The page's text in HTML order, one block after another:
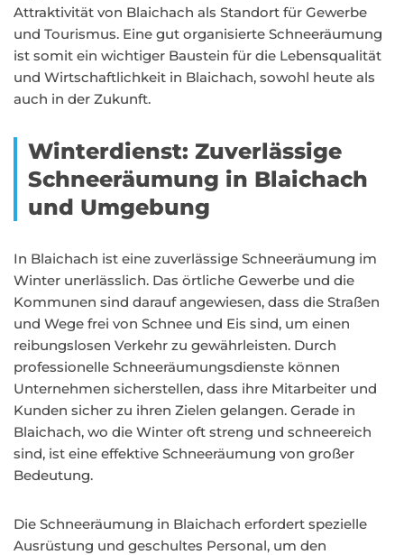
Attraktivität von Blaichach als Standort für Gewerbe
und Tourismus. Eine gut organisierte Schneeräumung
ist somit ein wichtiger Baustein für die Lebensqualität
und Wirtschaftlichkeit in Blaichach, sowohl heute als
auch in der Zukunft.
Winterdienst: Zuverlässige
Schneeräumung in Blaichach
und Umgebung
In Blaichach ist eine zuverlässige Schneeräumung im
Winter unerlässlich. Das örtliche Gewerbe und die
Kommunen sind darauf angewiesen, dass die Straßen
und Wege frei von Schnee und Eis sind, um einen
reibungslosen Verkehr zu gewährleisten. Durch
professionelle Schneeräumungsdienste können
Unternehmen sicherstellen, dass ihre Mitarbeiter und
Kunden sicher zu ihren Zielen gelangen. Gerade in
Blaichach, wo die Winter oft streng und schneereich
sind, ist eine effektive Schneeräumung von großer
Bedeutung.
Die Schneeräumung in Blaichach erfordert spezielle
Ausrüstung und geschultes Personal, um den